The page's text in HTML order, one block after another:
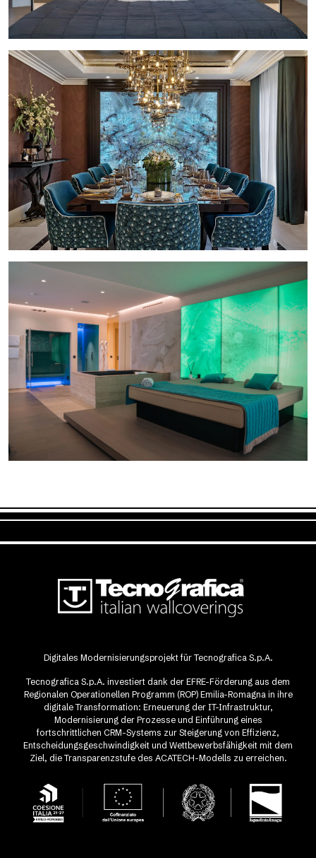
Digitales Modernisierungsprojekt für Tecnografica S.p.A.
Tecnografica S.p.A. investiert dank der EFRE-Förderung aus dem
Regionalen Operationellen Programm (ROP) Emilia-Romagna in ihre
digitale Transformation: Erneuerung der IT-Infrastruktur,
Modernisierung der Prozesse und Einführung eines
fortschrittlichen CRM-Systems zur Steigerung von Effizienz,
Entscheidungsgeschwindigkeit und Wettbewerbsfähigkeit mit dem
Ziel, die Transparenzstufe des ACATECH-Modells zu erreichen.